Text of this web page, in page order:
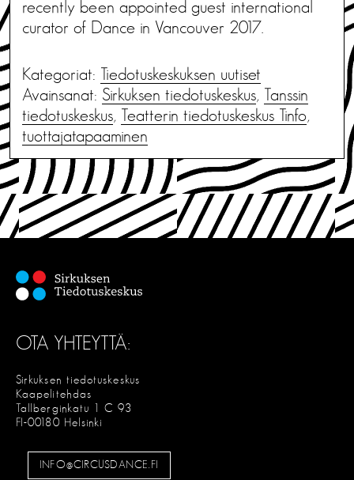
recently been appointed guest international
curator of Dance in Vancouver 2017.
Kategoriat: Tiedotus­keskuksen uutiset
Avainsanat: Sirkuksen tiedotuskeskus, Tanssin
tiedotuskeskus, Teatterin tiedotuskeskus Tinfo,
tuottajatapaaminen
OTA YHTEYTTÄ:
Sirkuksen tiedotuskeskus
Kaapelitehdas
Tallberginkatu 1 C 93
FI-00180 Helsinki
INFO@CIRCUSDANCE.FI